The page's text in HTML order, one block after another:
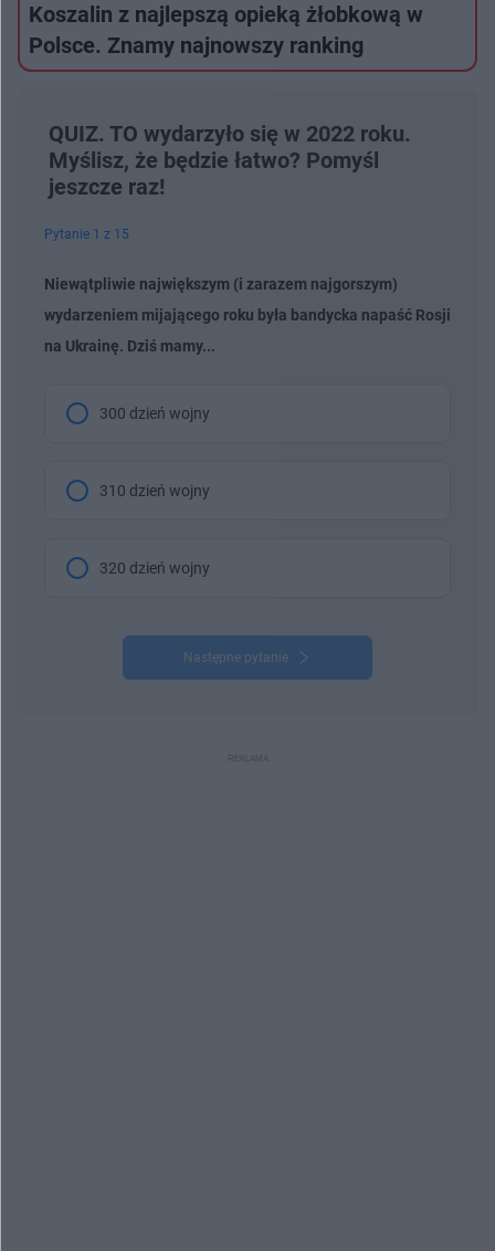
Koszalin z najlepszą opieką żłobkową w
Polsce. Znamy najnowszy ranking
QUIZ. TO wydarzyło się w 2022 roku.
Myślisz, że będzie łatwo? Pomyśl
jeszcze raz!
Pytanie 1 z 15
Niewątpliwie największym (i zarazem najgorszym)
wydarzeniem mijającego roku była bandycka napaść Rosji
na Ukrainę. Dziś mamy...
300 dzień wojny
310 dzień wojny
320 dzień wojny
Następne pytanie